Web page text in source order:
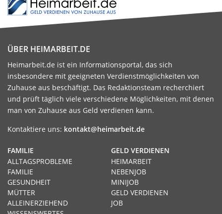
ÜBER HEIMARBEIT.DE
Heimarbeit.de ist ein Informationsportal, das sich
insbesondere mit geeigneten Verdienstmöglichkeiten von
Zuhause aus beschäftigt. Das Redaktionsteam recherchiert
und prüft täglich viele verschiedene Möglichkeiten, mit denen
man von Zuhause aus Geld verdienen kann.
Kontaktiere uns: kontakt@heimarbeit.de
GELD VERDIENEN
HEIMARBEIT
NEBENJOB
MINIJOB
GELD VERDIENEN
JOB
FAMILIE
ALLTAGSPROBLEME
FAMILIE
GESUNDHEIT
MÜTTER
ALLEINERZIEHEND